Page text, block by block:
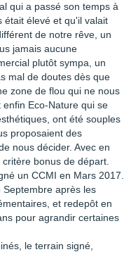
qui a passé son temps à
était élevé et qu'il valait
de notre rêve, un
jamais aucune
plutôt sympa, un
mal de doutes dès que
zone de flou qui ne nous
Eco-Nature qui se
ont été souples
proposaient des
nous décider. Avec en
bonus de départ.
un CCMI en Mars 2017.
Septembre après les
et redepôt en
pour agrandir certaines
le terrain signé,